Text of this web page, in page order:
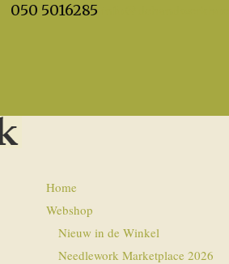
050 5016285
Home
Webshop
Nieuw in de Winkel
Needlework Marketplace 2026